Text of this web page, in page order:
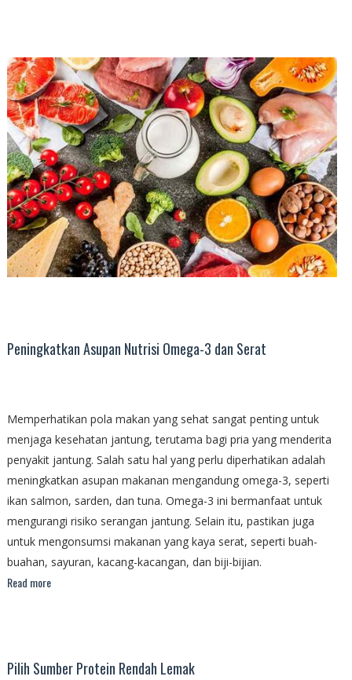
Peningkatkan Asupan Nutrisi Omega-3 dan Serat
Memperhatikan pola makan yang sehat sangat penting untuk
menjaga kesehatan jantung, terutama bagi pria yang menderita
penyakit jantung. Salah satu hal yang perlu diperhatikan adalah
meningkatkan asupan makanan mengandung omega-3, seperti
ikan salmon, sarden, dan tuna. Omega-3 ini bermanfaat untuk
mengurangi risiko serangan jantung. Selain itu, pastikan juga
untuk mengonsumsi makanan yang kaya serat, seperti buah-
buahan, sayuran, kacang-kacangan, dan biji-bijian.
Read more
Pilih Sumber Protein Rendah Lemak